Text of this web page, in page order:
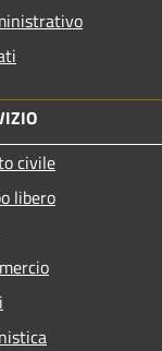
civile
libero